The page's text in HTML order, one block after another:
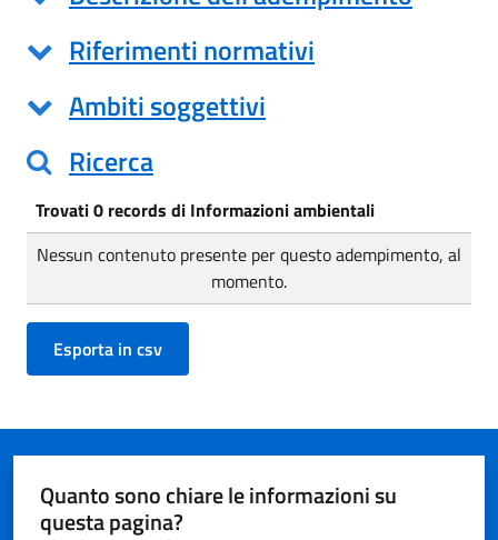
Riferimenti normativi
Ambiti soggettivi
Ricerca
Trovati 0 records di Informazioni ambientali
Nessun contenuto presente per questo adempimento, al
momento.
Quanto sono chiare le informazioni su
questa pagina?